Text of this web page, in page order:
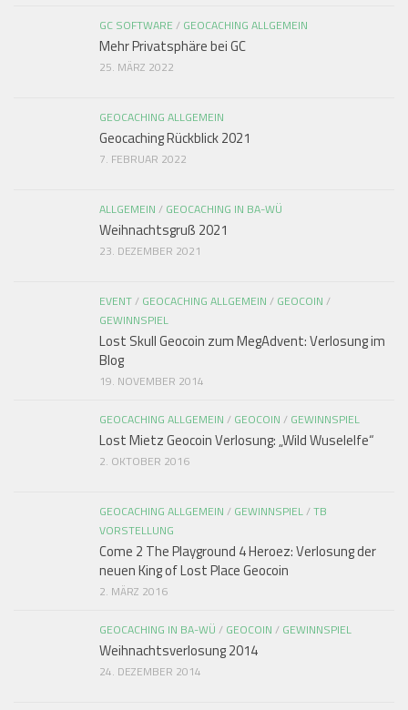
GC SOFTWARE / GEOCACHING ALLGEMEIN
Mehr Privatsphäre bei GC
25. MÄRZ 2022
GEOCACHING ALLGEMEIN
Geocaching Rückblick 2021
7. FEBRUAR 2022
ALLGEMEIN / GEOCACHING IN BA-WÜ
Weihnachtsgruß 2021
23. DEZEMBER 2021
EVENT/ GEOCACHING ALLGEMEIN / GEOCOIN /
GEWINNSPIEL
Lost Skull Geocoin zum MegAdvent: Verlosung im
Blog
19. NOVEMBER 2014
GEOCACHING ALLGEMEIN / GEOCOIN / GEWINNSPIEL
Lost Mietz Geocoin Verlosung: „Wild Wuselelfe“
2. OKTOBER 2016
GEOCACHING ALLGEMEIN / GEWINNSPIEL/TB
VORSTELLUNG
Come 2 The Playground 4 Heroez: Verlosung der
neuen King of Lost Place Geocoin
2. MÄRZ 2016
GEOCACHING IN BA-WÜ / GEOCOIN / GEWINNSPIEL
Weihnachtsverlosung 2014
24. DEZEMBER 2014